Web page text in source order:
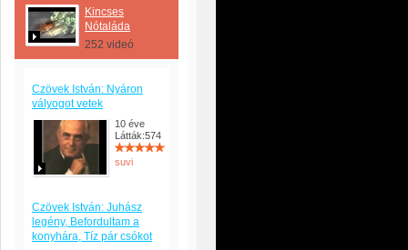
Kincses
Nótaláda
252 videó
Czövek István: Nyáron
vályogot vetek
10 éve
Látták:574
suvi
Czövek István: Juhász
legény, Befordultam a
konyhára, Tíz pár csókot